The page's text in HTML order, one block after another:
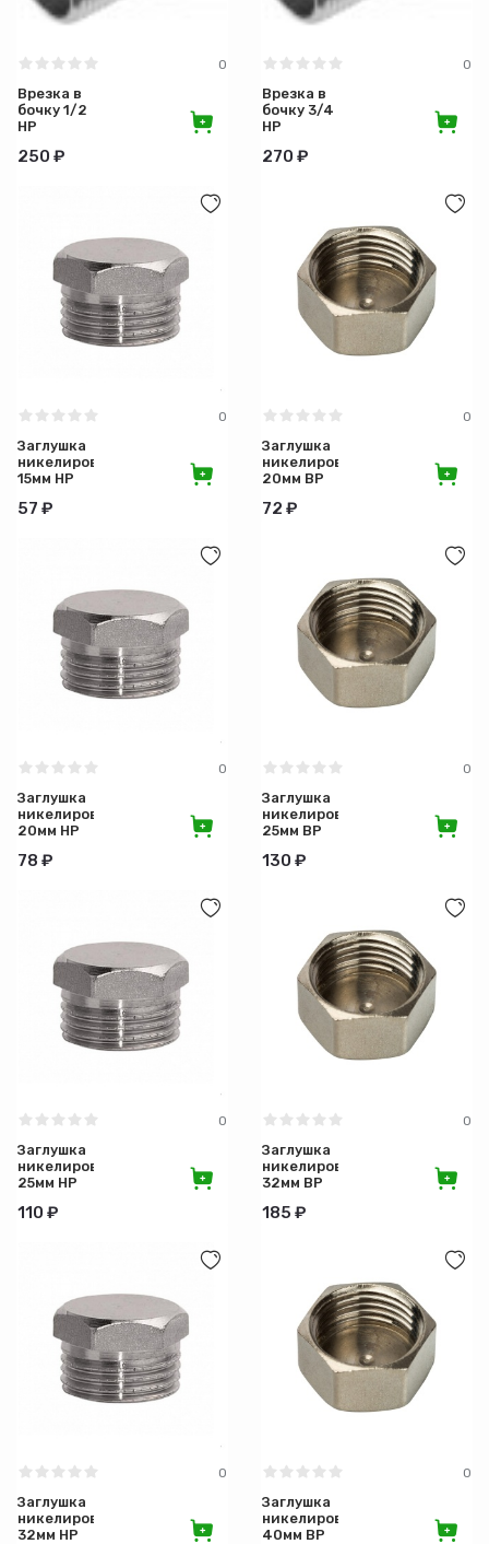
0
Врезка в
бочку 1/2
НР
250 ₽
0
Врезка в
бочку 3/4
НР
270 ₽
0
Заглушка
никелированная
15мм НР
57 ₽
0
Заглушка
никелированная
20мм ВР
72 ₽
0
Заглушка
никелированная
20мм НР
78 ₽
0
Заглушка
никелированная
25мм ВР
130 ₽
0
Заглушка
никелированная
25мм НР
110 ₽
0
Заглушка
никелированная
32мм ВР
185 ₽
0
Заглушка
никелированная
32мм НР
0
Заглушка
никелированная
40мм ВР